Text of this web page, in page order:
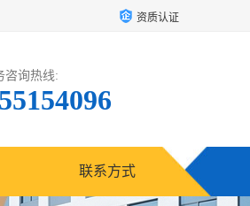
资质认证
咨询热线:
联系方式